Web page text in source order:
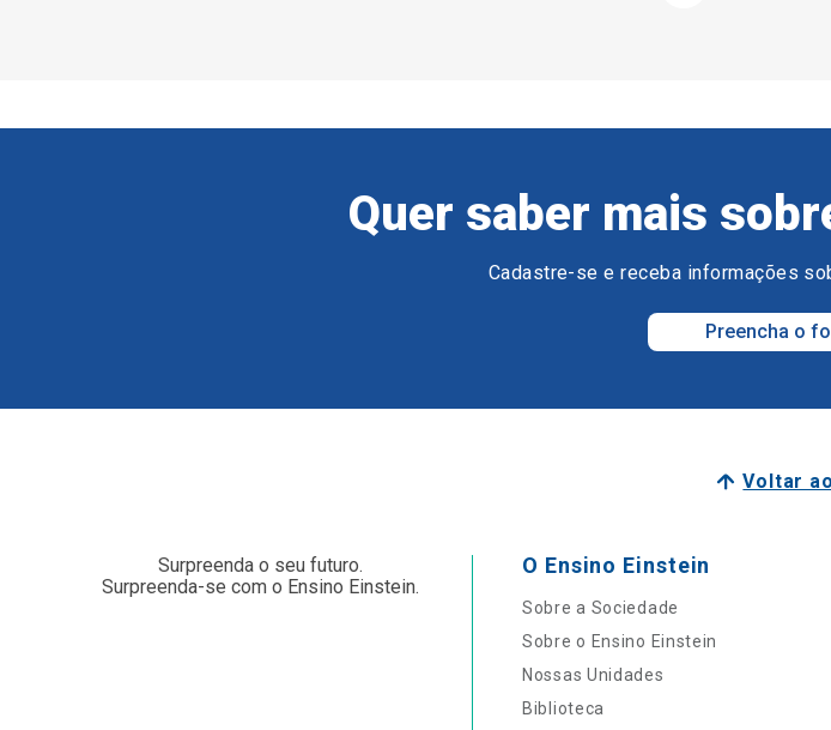
Quer saber mais
Cadastre-se e receba informações
Preencha o
Voltar
Surpreenda o seu futuro.
Surpreenda-se com o Ensino Einstein.
O Ensino Einstein
Sobre a Sociedade
Sobre o Ensino Einstein
Nossas Unidades
Biblioteca